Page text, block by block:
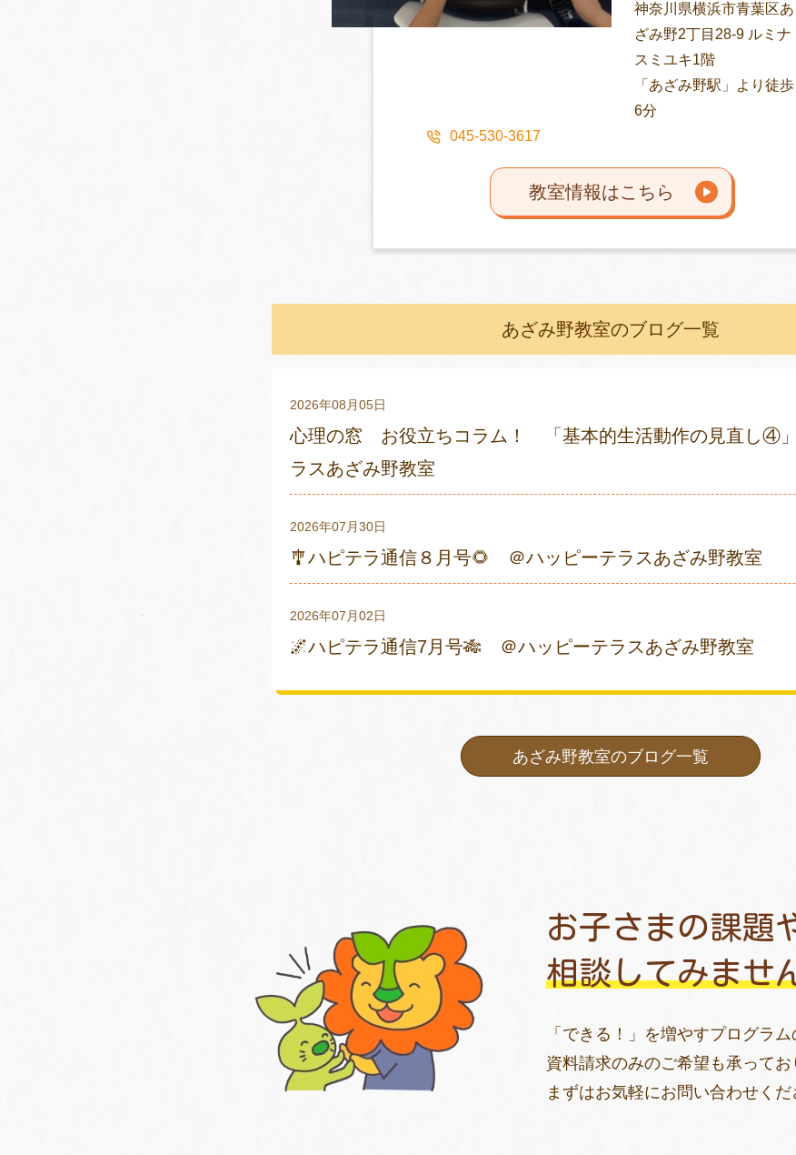
神奈川県横浜市青葉区あ
ざみ野2丁目28-9 ルミナ
スミユキ1階
「あざみ野駅」より徒歩
6分
045-530-3617
教室情報はこちら
あざみ野教室のブログ一覧
2026年08月05日
心理の窓 お役立ちコラム！ 「基本的生活動作の見直し④
ラスあざみ野教室
2026年07月30日
🎐ハピテラ通信８月号🌻 ＠ハッピーテラスあざみ野教室
2026年07月02日
🌌ハピテラ通信7月号🎋 ＠ハッピーテラスあざみ野教室
あざみ野教室のブログ一覧
お子さまの課題
相談してみませ
「できる！」を増やすプログラ
資料請求のみのご希望も承ってお
まずはお気軽にお問い合わせくだ